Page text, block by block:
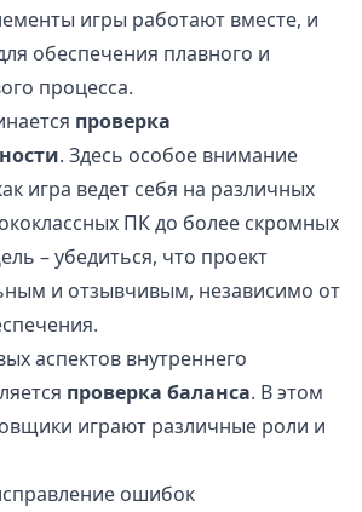
игры работают вместе, и
обеспечения плавного и
процесса.
проверка
. Здесь особое внимание
игра ведет себя на различных
ПК до более скромных
– убедиться, что проект
и отзывчивым, независимо от
аспектов внутреннего
проверка баланса. В этом
играют различные роли и
ошибок